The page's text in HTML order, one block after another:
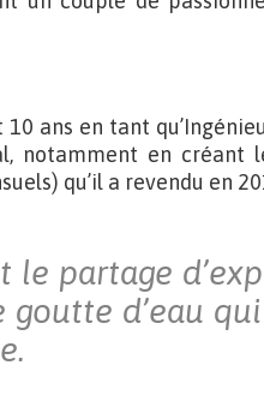
ans en tant
notamment en créant
qu’il a revendu en
le partage
goutte d’eau